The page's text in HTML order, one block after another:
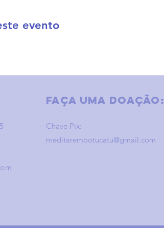
evento
Faça uma doação:
Chave Pix:
meditarembotucatu@gmail.com